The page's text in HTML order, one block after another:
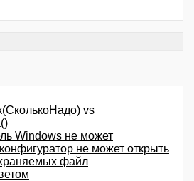
vs
Windows не может
не может открыть
файл